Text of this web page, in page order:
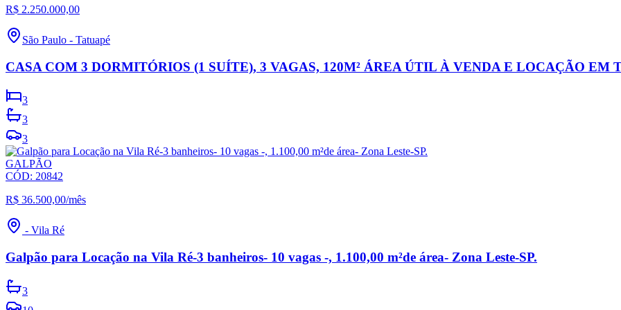
R$ 2.250.000,00
São Paulo - Tatuapé
CASA COM 3 DORMITÓRIOS (1 SUÍTE), 3 VAGAS, 120M² ÁREA ÚTIL À VENDA E LOCAÇÃO EM
3
3
3
GALPÃO
CÓD: 20842
R$ 36.500,00/mês
- Vila Ré
Galpão para Locação na Vila Ré-3 banheiros- 10 vagas -, 1.100,00 m²de área- Zona Leste-SP.
3